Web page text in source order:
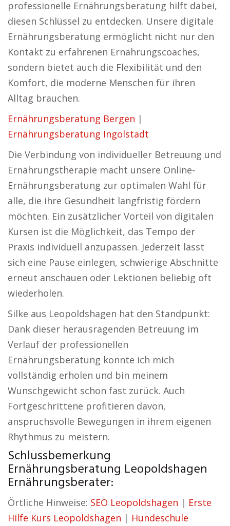
professionelle Ernährungsberatung hilft dabei,
diesen Schlüssel zu entdecken. Unsere digitale
Ernährungsberatung ermöglicht nicht nur den
Kontakt zu erfahrenen Ernährungscoaches,
sondern bietet auch die Flexibilität und den
Komfort, die moderne Menschen für ihren
Alltag brauchen.
Ernährungsberatung Bergen |
Ernährungsberatung Ingolstadt
Die Verbindung von individueller Betreuung und
Ernährungstherapie macht unsere Online-
Ernährungsberatung zur optimalen Wahl für
alle, die ihre Gesundheit langfristig fördern
möchten. Ein zusätzlicher Vorteil von digitalen
Kursen ist die Möglichkeit, das Tempo der
Praxis individuell anzupassen. Jederzeit lässt
sich eine Pause einlegen, schwierige Abschnitte
erneut anschauen oder Lektionen beliebig oft
wiederholen.
Silke aus Leopoldshagen hat den Standpunkt:
Dank dieser herausragenden Betreuung im
Verlauf der professionellen
Ernährungsberatung konnte ich mich
vollständig erholen und bin meinem
Wunschgewicht schon fast zurück. Auch
Fortgeschrittene profitieren davon,
anspruchsvolle Bewegungen in ihrem eigenen
Rhythmus zu meistern.
Schlussbemerkung
Ernährungsberatung Leopoldshagen
Ernährungsberater:
Örtliche Hinweise: SEO Leopoldshagen | Erste
Hilfe Kurs Leopoldshagen | Hundeschule